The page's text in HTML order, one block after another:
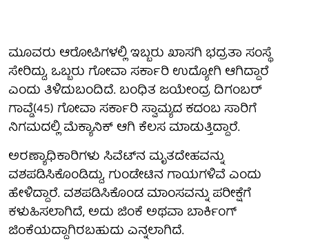
ಮೂವರು ಆರೋಪಿಗಳಲ್ಲಿ ಇಬ್ಬರು ಖಾಸಗಿ ಭದ್ರತಾ ಸಂಸ್ಥೆ
ಸೇರಿದ್ದು, ಒಬ್ಬರು ಗೋವಾ ಸರ್ಕಾರಿ ಉದ್ಯೋಗಿ ಆಗಿದ್ದಾರೆ
ಎಂದು ತಿಳಿದುಬಂದಿದೆ. ಬಂಧಿತ ಜಯೇಂದ್ರ ದಿಗಂಬರ್
ಗಾವ್ಡೆ(45) ಗೋವಾ ಸರ್ಕಾರಿ ಸ್ವಾಮ್ಯದ ಕದಂಬ ಸಾರಿಗೆ
ನಿಗಮದಲ್ಲಿ ಮೆಕ್ಯಾನಿಕ್ ಆಗಿ ಕೆಲಸ ಮಾಡುತ್ತಿದ್ದಾರೆ.
ಅರಣ್ಯಾಧಿಕಾರಿಗಳು ಸಿವೆಟ್‌ನ ಮೃತದೇಹವನ್ನು
ವಶಪಡಿಸಿಕೊಂಡಿದ್ದು, ಗುಂಡೇಟಿನ ಗಾಯಗಳಿವೆ ಎಂದು
ಹೇಳಿದ್ದಾರೆ. ವಶಪಡಿಸಿಕೊಂಡ ಮಾಂಸವನ್ನು ಪರೀಕ್ಷೆಗೆ
ಕಳುಹಿಸಲಾಗಿದೆ, ಅದು ಜಿಂಕೆ ಅಥವಾ ಬಾರ್ಕಿಂಗ್
ಜಿಂಕೆಯದ್ದಾಗಿರಬಹುದು ಎನ್ನಲಾಗಿದೆ.